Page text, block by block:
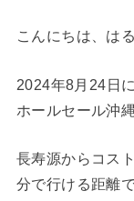
こんにちは、は
2024年8月24日
ホールセール沖
長寿源からコス
分で行ける距離